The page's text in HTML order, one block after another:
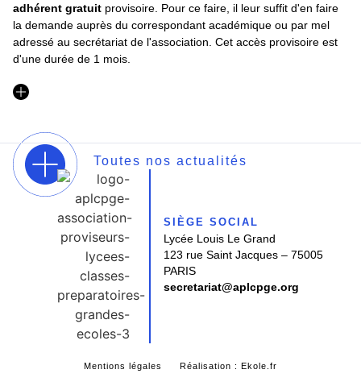
adhérent gratuit provisoire. Pour ce faire, il leur suffit d'en faire
la demande auprès du correspondant académique ou par mel
adressé au secrétariat de l'association. Cet accès provisoire est
d'une durée de 1 mois.
Toutes nos actualités
SIÈGE SOCIAL
Lycée Louis Le Grand
123 rue Saint Jacques – 75005
PARIS
secretariat@aplcpge.org
Mentions légales Réalisation : Ekole.fr